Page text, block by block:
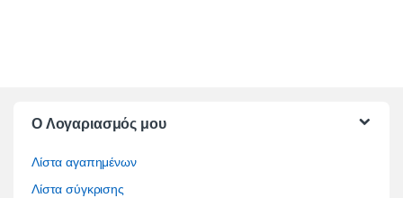
O Λογαριασμός μου
Λίστα αγαπημένων
Λίστα σύγκρισης